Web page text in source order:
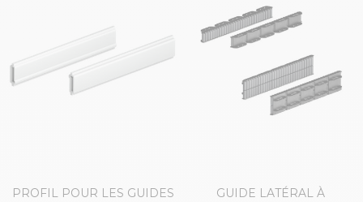
PROFIL POUR LES GUIDES
GUIDE LATÉRAL À